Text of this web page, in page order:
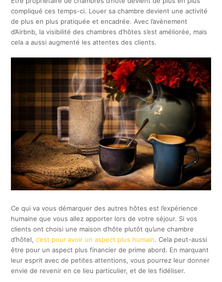
compliqué ces temps-ci. Louer sa chambre devient une activité
de plus en plus pratiquée et encadrée. Avec l’avènement
d’Airbnb, la visibilité des chambres d’hôtes s’est améliorée, mais
cela a aussi augmenté les attentes des clients.
Ce qui va vous démarquer des autres hôtes est l’expérience
humaine que vous allez apporter lors de votre séjour. Si vos
clients ont choisi une maison d’hôte plutôt qu’une chambre
d’hôtel, c’est pour avoir un aspect plus humain. Cela peut-aussi
être pour un aspect plus financier de prime abord. En marquant
leur esprit avec de petites attentions, vous pourrez leur donner
envie de revenir en ce lieu particulier, et de les fidéliser.